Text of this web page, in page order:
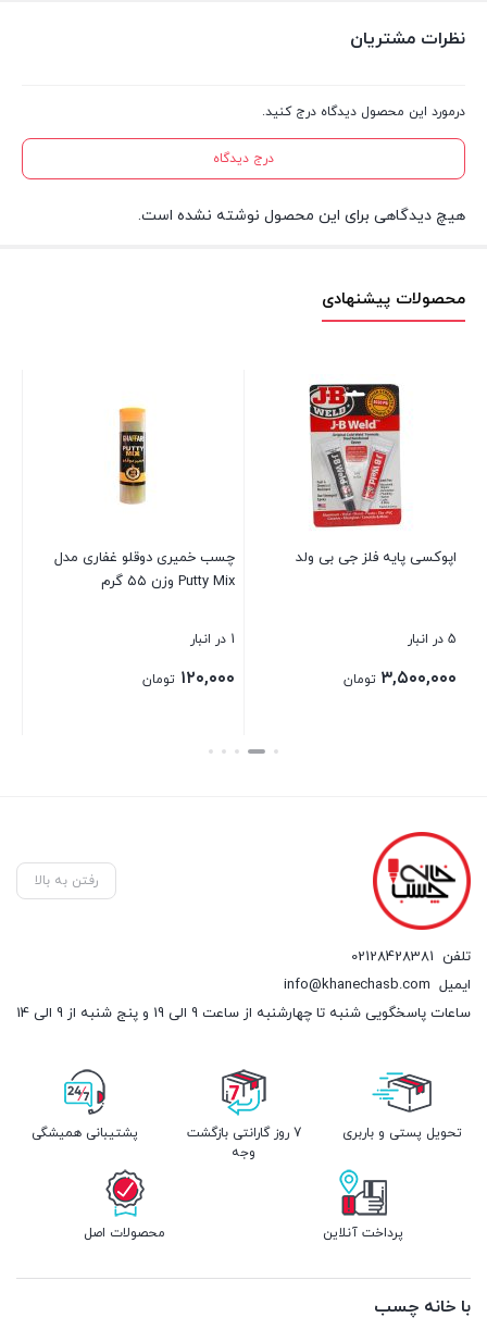
نظرات مشتریان
درمورد این محصول دیدگاه درج کنید.
درج دیدگاه
هیچ دیدگاهی برای این محصول نوشته نشده است.
محصولات پیشنهادی
اپوکسی پایه فلز جی بی ولد
5 در انبار
۳,۵۰۰,۰۰۰ تومان
چسب خمیری دوقلو غفاری مدل
Putty Mix وزن ۵۵ گرم
1 در انبار
۱۲۰,۰۰۰ تومان
بستن
رفتن به بالا
تلفن 02128428381
ایمیل info@khanechasb.com
ساعات پاسخگویی شنبه تا چهارشنبه از ساعت 9 الی 19 و پنج شنبه از 9 الی 14
تحویل پستی و باربری
7 روز گارانتی بازگشت
وجه
پشتیبانی همیشگی
پرداخت آنلاین محصولات اصل
با خانه چسب